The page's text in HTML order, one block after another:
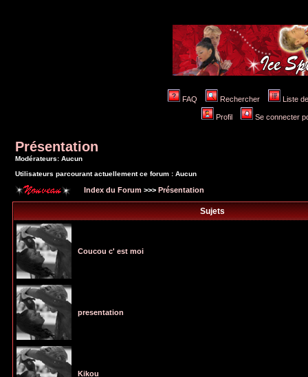
FAQ Rechercher Liste
Profil Se connecter
Présentation
Modérateurs: Aucun
Utilisateurs parcourant actuellement ce forum : Aucun
Index du Forum >>> Présentation
Sujets
Coucou c' est moi
presentation
Kikou